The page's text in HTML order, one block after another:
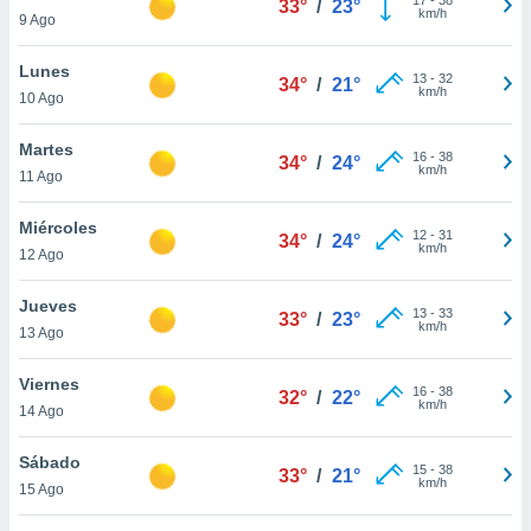
más
nuestra
y
de
disponible
cookies
aceptar
9 Ago
33° / 23°
km/h
Lunes
10 Ago
34° / 21° 13- 32
km/h
Martes
11 Ago
34° / 24° 16- 38
km/h
Miércoles
12 Ago
34° / 24° 12- 31
km/h
Jueves
13 Ago
33° / 23° 13- 33
km/h
Viernes
14 Ago
32° / 22° 16- 38
km/h
Sábado
15 Ago
33° / 21° 15- 38
km/h